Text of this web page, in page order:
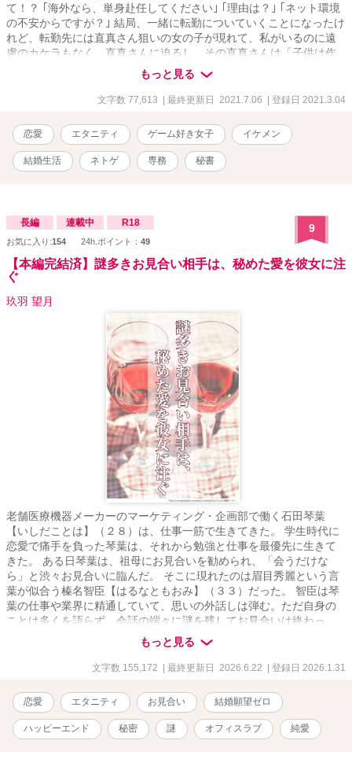
て！？ ｢海外なら、単身赴任してください｣ ｢理由は？｣ ｢ネット環境
の不安からですが？｣ 結局、一緒に転勤についていくことになったけ
れど、転勤先には直真さん狙いの女の子が現れて、私がいるのに遠
慮のカケラもなく、直真さんに迫るし、その直真さんは「子供は作
らない」と言い出した。 もしかして、これって離婚危機―――！？
★視点切り替えあります。 ★R-18には※R-18マークをつけます。飛
ばして読むことも可能です。 ★『ネトゲ女子は社長の求愛を拒む』
長は～コミカライズされました】 【規約のため、引き下げました。
他サイトのみの掲載となります】
もっと見る
文字数 77,613 | 最終更新日 2021.7.06 | 登録日 2021.3.04
恋愛 エタニティ ゲーム好き女子 イケメン
結婚生活 ネトゲ 専務 秘書
長編 連載中 R18
お気に入り:154 24h.ポイント： 49
9
【本編完結済】謎多きお見合い相手は、秘めた愛を彼女に注
ぐ
玖羽 望月
老舗医療機器メーカーのマーケティング・企画部で働く石田琴葉
【いしだことは】（２８）は、仕事一筋で生きてきた。 学生時代に
恋愛で痛手を負った琴葉は、それから勉強と仕事を最優先に生きて
きた。 ある日琴葉は、祖母にお見合いを勧められ、「会うだけな
ら」と渋々お見合いに臨んだ。 そこに現れたのは眉目秀麗という言
葉が似合う榛名智臣【はるなともおみ】（３３）だった。 智臣は琴
葉の仕事や業界に精通していて、思いの外話しは弾む。ただ自身の
ことは多くを語らず、会話の端々に謎を残してお見合いは終わっ
た。 その後何も連絡はなく、気になりながらも目の前の仕事に全力
を尽くす琴葉。 やがて迎えた、上層部の集う重要会議。 緊張感の
中、突如発表されたのはマーケティング・企画部長の異動と、新た
賞にて奨励賞をいただきました。ありがとうございます。
もっと見る
文字数 155,172 | 最終更新日 2026.6.22 | 登録日 2026.1.31
恋愛 エタニティ お見合い 結婚願望ゼロ
ハッピーエンド 秘密 謎 オフィスラブ 純愛